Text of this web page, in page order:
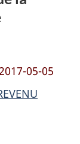
05-05